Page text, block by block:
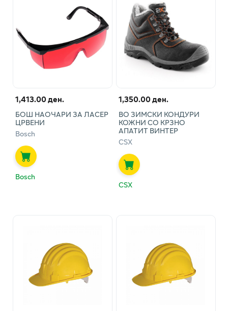
1,413.00 ден.
БОШ НАОЧАРИ ЗА ЛАСЕР
ЦРВЕНИ
Bosch
Bosch
1,350.00 ден.
ВО ЗИМСКИ КОНДУРИ
КОЖНИ СО КРЗНО
АПАТИТ ВИНТЕР
CSX
CSX